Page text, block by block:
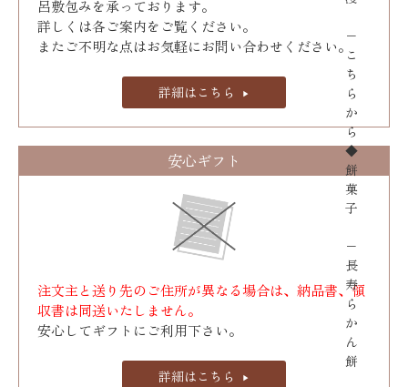
−
こ
ち
ら
か
ら
◆
餅
菓
子
−
長
寿
ら
か
ん
餅
呂敷包みを承っております｡
詳しくは各ご案内をご覧ください。
またご不明な点はお気軽にお問い合わせください。
詳細はこちら
安心ギフト
注文主と送り先のご住所が異なる場合は、納品書、領
収書は同送いたしません。
安心してギフトにご利用下さい。
詳細はこちら